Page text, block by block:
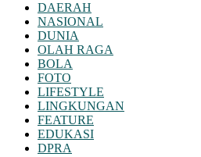
DAERAH
NASIONAL
DUNIA
OLAH RAGA
BOLA
FOTO
LIFESTYLE
LINGKUNGAN
FEATURE
EDUKASI
DPRA